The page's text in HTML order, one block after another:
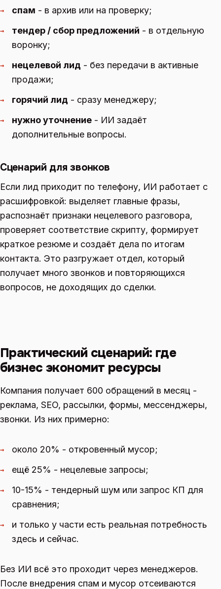
→ спам - в архив или на проверку;
→ тендер / сбор предложений - в отдельную
воронку;
→ нецелевой лид - без передачи в активные
продажи;
→ горячий лид - сразу менеджеру;
→ нужно уточнение - ИИ задаёт
дополнительные вопросы.
Сценарий для звонков
Если лид приходит по телефону, ИИ работает с
расшифровкой: выделяет главные фразы,
распознаёт признаки нецелевого разговора,
проверяет соответствие скрипту, формирует
краткое резюме и создаёт дела по итогам
контакта. Это разгружает отдел, который
получает много звонков и повторяющихся
вопросов, не доходящих до сделки.
Практический сценарий: где
бизнес экономит ресурсы
Компания получает 600 обращений в месяц -
реклама, SEO, рассылки, формы, мессенджеры,
звонки. Из них примерно:
→ около 20% - откровенный мусор;
→ ещё 25% - нецелевые запросы;
→
10-15% - тендерный шум или запрос КП для
сравнения;
→
и только у части есть реальная потребность
здесь и сейчас.
Без ИИ всё это проходит через менеджеров.
После внедрения спам и мусор отсеиваются